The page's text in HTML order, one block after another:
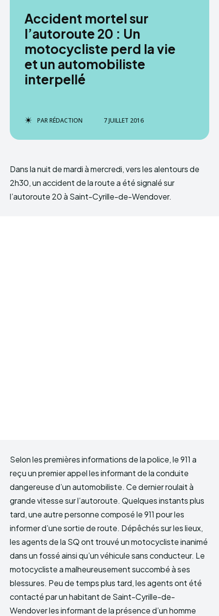
Accident mortel sur
l’autoroute 20 : Un
motocycliste perd la vie
et un automobiliste
interpellé
PARRÉDACTION 7 JUILLET 2016
Dans la nuit de mardi à mercredi, vers les alentours de
2h30, un accident de la route a été signalé sur
l’autoroute 20 à Saint-Cyrille-de-Wendover.
Selon les premières informations de la police, le 911 a
reçu un premier appel les informant de la conduite
dangereuse d’un automobiliste. Ce dernier roulait à
grande vitesse sur l’autoroute. Quelques instants plus
tard, une autre personne composé le 911 pour les
informer d’une sortie de route. Dépêchés sur les lieux,
les agents de la SQ ont trouvé un motocycliste inanimé
dans un fossé ainsi qu’un véhicule sans conducteur. Le
motocycliste a malheureusement succombé à ses
blessures. Peu de temps plus tard, les agents ont été
contacté par un habitant de Saint-Cyrille-de-
Wendover les informant de la présence d’un homme